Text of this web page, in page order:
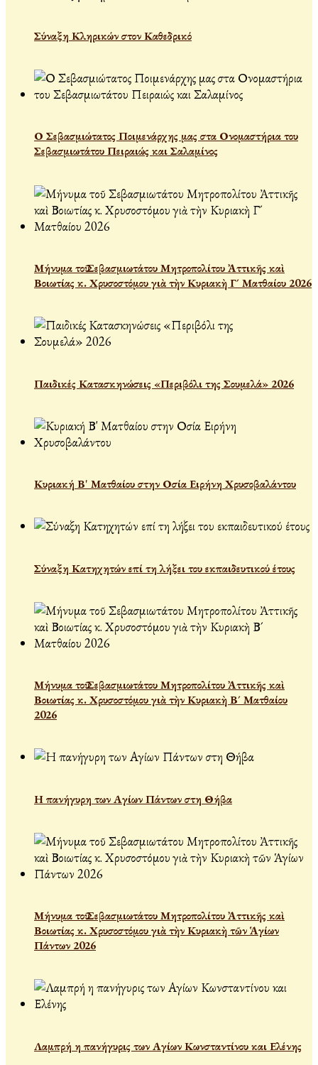
Σύναξη Κληρικών στον Καθεδρικό
Ο Σεβασμιώτατος Ποιμενάρχης μας στα Ονομαστήρια του
Σεβασμιωτάτου Πειραιώς και Σαλαμίνος
Μήνυμα τοῦ Σεβασμιωτάτου Μητροπολίτου Ἀττικῆς καὶ
Βοιωτίας κ. Χρυσοστόμου γιὰ τὴν Κυριακὴ Γ´ Ματθαίου 2026
Παιδικές Κατασκηνώσεις «Περιβόλι της Σουμελά» 2026
Κυριακή Β' Ματθαίου στην Οσία Ειρήνη Χρυσοβαλάντου
Σύναξη Κατηχητών επί τη λήξει του εκπαιδευτικού έτους
Μήνυμα τοῦ Σεβασμιωτάτου Μητροπολίτου Ἀττικῆς καὶ
Βοιωτίας κ. Χρυσοστόμου γιὰ τὴν Κυριακὴ Β´ Ματθαίου
2026
Η πανήγυρη των Αγίων Πάντων στη Θήβα
Μήνυμα τοῦ Σεβασμιωτάτου Μητροπολίτου Ἀττικῆς καὶ
Βοιωτίας κ. Χρυσοστόμου γιὰ τὴν Κυριακὴ τῶν Ἁγίων
Πάντων 2026
Λαμπρή η πανήγυρις των Αγίων Κωνσταντίνου και Ελένης